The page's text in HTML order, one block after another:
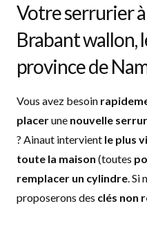
Votre serrurier
Brabant wallon,
province de
Vous avez besoin
placerune nouvelle
? Ainaut intervient le plus
toute la maison (toutes
remplacer un cylindre. Si
proposerons des clés non